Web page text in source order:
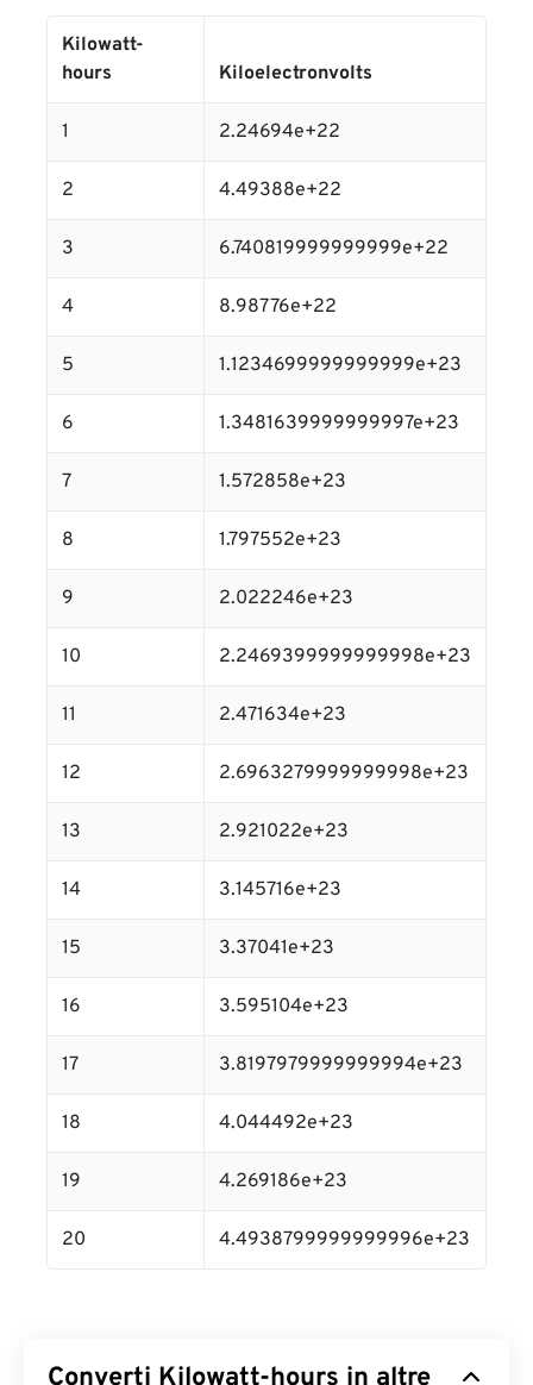
Kilowatt-
hours
Kiloelectronvolts
1 2.24694e+22
2 4.49388e+22
3 6.740819999999999e+22
4 8.98776e+22
5 1.1234699999999999e+23
6 1.3481639999999997e+23
7 1.572858e+23
8 1.797552e+23
9 2.022246e+23
10 2.2469399999999998e+23
11 2.471634e+23
12 2.6963279999999998e+23
13 2.921022e+23
14 3.145716e+23
15 3.37041e+23
16 3.595104e+23
17 3.8197979999999994e+23
18 4.044492e+23
19 4.269186e+23
20 4.4938799999999996e+23
Converti Kilowatt-hours in altre